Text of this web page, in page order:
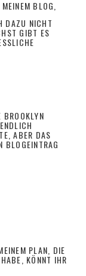
BLOG,
DAZU NICHT
GIBT ES
ABER DAS
BLOGEINTRAG
PLAN, DIE
KÖNNT IHR